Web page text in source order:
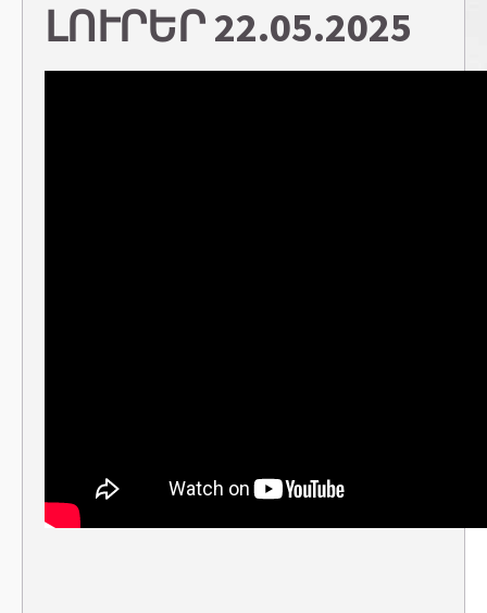
ԼՈՒՐԵՐ 22.05.2025